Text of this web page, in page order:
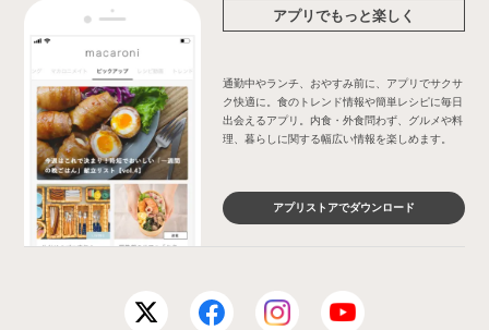
アプリでもっと楽しく
通勤中やランチ、おやすみ前に、アプリでサクサ
ク快適に。食のトレンド情報や簡単レシピに毎日
出会えるアプリ。内食・外食問わず、グルメや料
理、暮らしに関する幅広い情報を楽しめます。
アプリストアでダウンロード